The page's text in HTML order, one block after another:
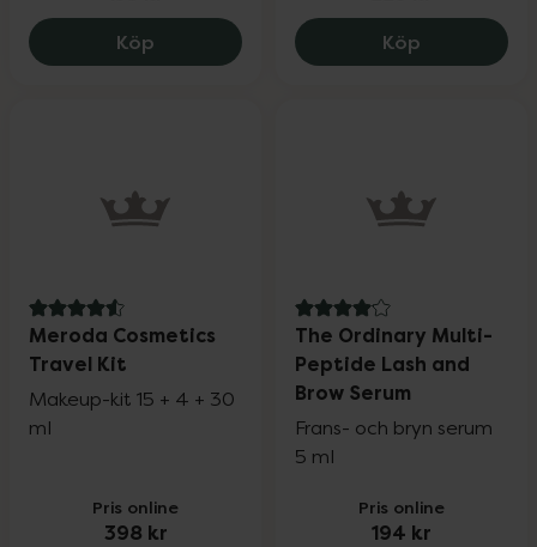
Köp IsaDora The Hypo Allergenic Definition
Köp IDUN
4.6 av 5 i omdöme
Meroda Cosmetics
Travel Kit
Makeup-kit 15 + 4 + 30
ml
Pris online
398 kr
4.1 av 5 i omdöme
The Ordinary Multi-
Peptide Lash and
Brow Serum
Frans- och bryn serum
5 ml
Pris online
194 kr